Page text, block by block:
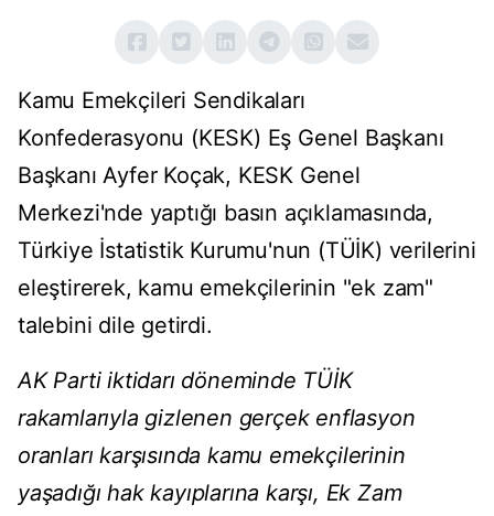
Kamu Emekçileri Sendikaları
Konfederasyonu (KESK) Eş Genel Başkanı
Başkanı Ayfer Koçak, KESK Genel
Merkezi'nde yaptığı basın açıklamasında,
Türkiye İstatistik Kurumu'nun (TÜİK) verilerini
eleştirerek, kamu emekçilerinin "ek zam"
talebini dile getirdi.
AK Parti iktidarı döneminde TÜİK
rakamlarıyla gizlenen gerçek enflasyon
oranları karşısında kamu emekçilerinin
yaşadığı hak kayıplarına karşı, Ek Zam